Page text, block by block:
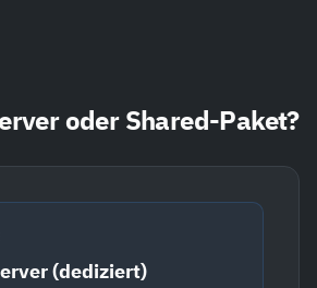
oder Shared-Paket?
(dediziert)